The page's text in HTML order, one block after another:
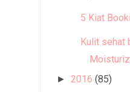
5 Kiat
Kulit sehat
► 2016 (85)